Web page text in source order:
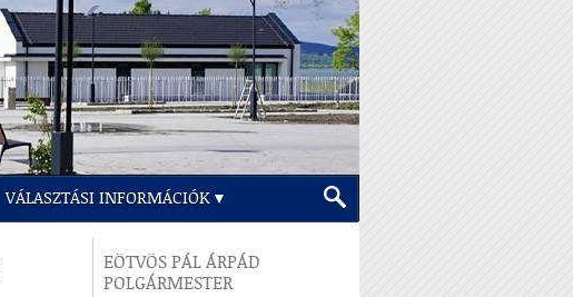
VÁLASZTÁSI INFORMÁCIÓK
EÖTVÖS PÁL ÁRPÁD
POLGÁRMESTER